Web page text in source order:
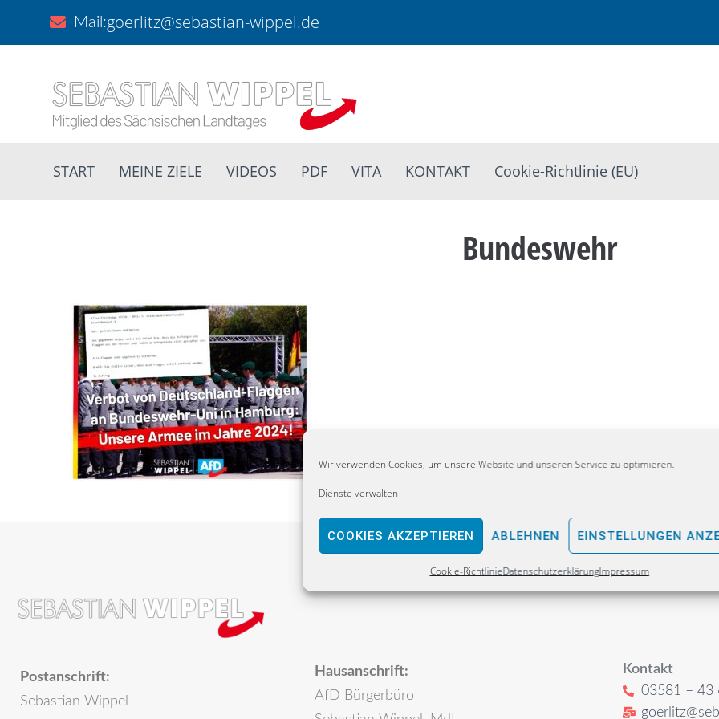
Wir verwenden Cookies, um unsere Website und unseren Service zu optimieren.
Dienste verwalten
COOKIES AKZEPTIEREN ABLEHNEN EINSTELLUNGEN
Cookie-RichtlinieDatenschutzerklärungImpressum
Mail:goerlitz@sebastian-wippel.de
START MEINE ZIELE VIDEOS PDF VITA KONTAKT Cookie-Richtlinie (EU)
Bundeswehr
Postanschrift:
Sebastian Wippel
Hausanschrift:
AfD Bürgerbüro
Kontakt
03581 – 43